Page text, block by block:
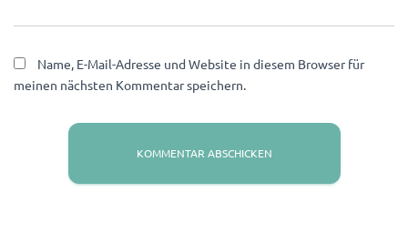
Name, E-Mail-Adresse und Website in diesem Browser für
meinen nächsten Kommentar speichern.